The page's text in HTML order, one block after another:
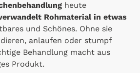
heute
Rohmaterial in etwas
und Schönes. Ohne sie
anlaufen oder stumpf
Behandlung macht aus
Produkt.